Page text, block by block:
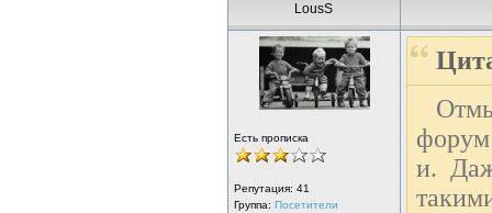
LousS
Есть прописка
Репутация: 41
Группа: Посетители
и.